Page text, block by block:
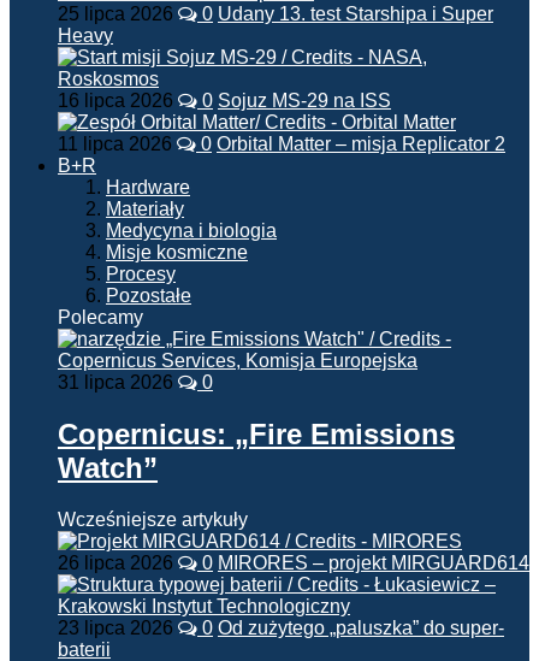
25 lipca 2026 0 Udany 13. test Starshipa i Super
Heavy
16 lipca 2026 0 Sojuz MS-29 na ISS
11 lipca 2026 0 Orbital Matter – misja Replicator 2
B+R
Hardware
Materiały
Medycyna i biologia
Misje kosmiczne
Procesy
Pozostałe
Polecamy
31 lipca 2026 0
Copernicus: „Fire Emissions
Watch”
Wcześniejsze artykuły
26 lipca 2026 0 MIRORES – projekt MIRGUARD614
23 lipca 2026 0 Od zużytego „paluszka” do super-
baterii